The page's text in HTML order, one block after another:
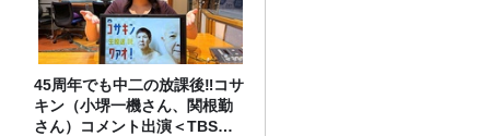
45周年でも中二の放課後‼コサ
キン（小堺一機さん、関根勤
さん）コメント出演＜TBSラ